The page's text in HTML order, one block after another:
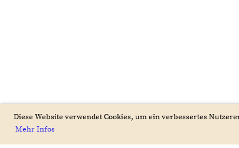
Diese Website verwendet Cookies, um ein verbessertes
Mehr Infos